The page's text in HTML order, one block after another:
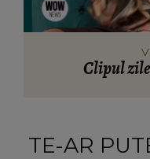
Clipul
TE-AR